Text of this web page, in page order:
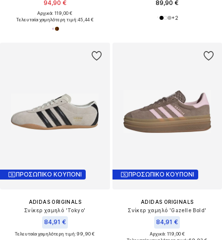
94,90 €
Αρχικά: 119,00 €
Τελευταία χαμηλότερη τιμή:45,44 €
89,90 €
+2
ΠΡΟΣΩΠΙΚΟ ΚΟΥΠΟΝΙ
ADIDAS ORIGINALS
Σνίκερ χαμηλό 'Tokyo'
84,91 €
Τελευταία χαμηλότερη τιμή:99,90 €
ΠΡΟΣΩΠΙΚΟ ΚΟΥΠΟΝΙ
ADIDAS ORIGINALS
Σνίκερ χαμηλό 'Gazelle Bold'
84,91 €
Αρχικά: 119,00 €